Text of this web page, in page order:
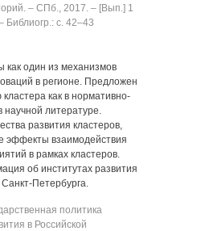
‒ СПб., 2017. ‒ [Вып.] 1
Библиогр.: с. 42‒43
как один из механизмов
в регионе. Предложен
как в нормативно-
научной литературе.
развития кластеров,
эффекты взаимодействия
в рамках кластеров.
об институтах развития
Петербурга.
политика
в Российской